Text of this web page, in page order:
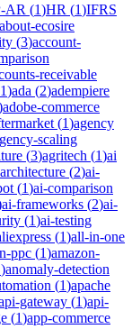
AR (1)HR (1)IFRS
about-ecosire
(3)account-
receivable
1)ada (2)adempiere
adobe-commerce
(1)agency
scaling
(3)agritech (1)ai
(2)ai-
(1)ai-comparison
ai-frameworks (2)ai-
(1)ai-testing
(1)all-in-one
ppc (1)amazon-
)anomaly-detection
(1)apache
gateway (1)api-
(1)app-commerce